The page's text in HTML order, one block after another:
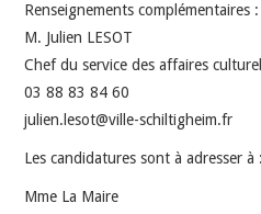
Renseignements complémentaires :
M. Julien LESOT
Chef du service des affaires
03 88 83 84 60
julien.lesot@ville-schiltigheim.fr
Les candidatures sont à adresser à :
Mme La Maire